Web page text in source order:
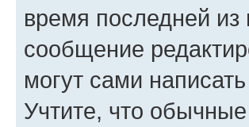
время последней из
сообщение
могут сами
Учтите, что